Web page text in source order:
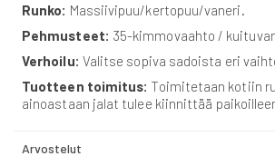
Runko: Massiivipuu/kertopuu/vaneri.
Pehmusteet: 35-kimmovaahto /
Verhoilu: Valitse sopiva sadoista eri
Tuotteen toimitus: Toimitetaan kotiin
ainoastaan jalat tulee kiinnittää
Arvostelut